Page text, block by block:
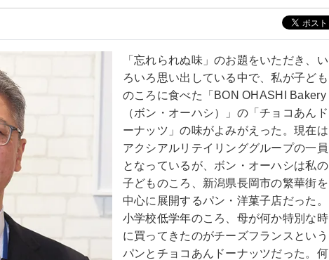
「忘れられぬ味」のお題をいただき、い
ろいろ思い出している中で、私が子ども
のころに食べた「BON OHASHI Bakery
（ボン・オーハシ）」の「チョコあんド
ーナッツ」の味がよみがえった。現在は
アクシアルリテイリンググループの一員
となっているが、ボン・オーハシは私の
子どものころ、新潟県長岡市の繁華街を
中心に展開するパン・洋菓子店だった。
小学校低学年のころ、母が何か特別な時
に買ってきたのがチーズフランスという
パンとチョコあんドーナッツだった。何